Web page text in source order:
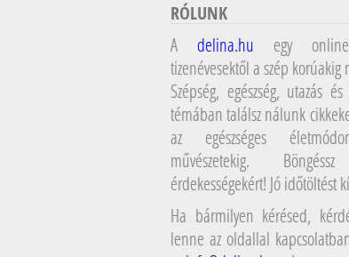
RÓLUNK
A delina.hu egy
tizenévesektől a szép
Szépség, egészség, utazás
témában találsz nálunk
az egészséges
művészetekig.
érdekességekért! Jó időtöltést
Ha bármilyen kérésed,
lenne az oldallal